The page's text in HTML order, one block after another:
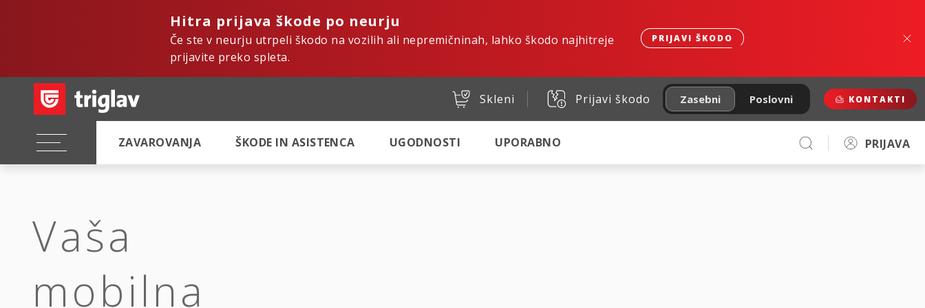
Hitra prijava škode po neurju
Če ste v neurju utrpeli škodo na vozilih ali nepremičninah, lahko škodo najhitreje
prijavite preko spleta.
PRIJAVI ŠKODO
Skleni Prijavi škodo Zasebni Poslovni KONTAKTI
ZAVAROVANJA ŠKODE IN ASISTENCA UGODNOSTI UPORABNO PRIJAVA
Vaša
mobilna